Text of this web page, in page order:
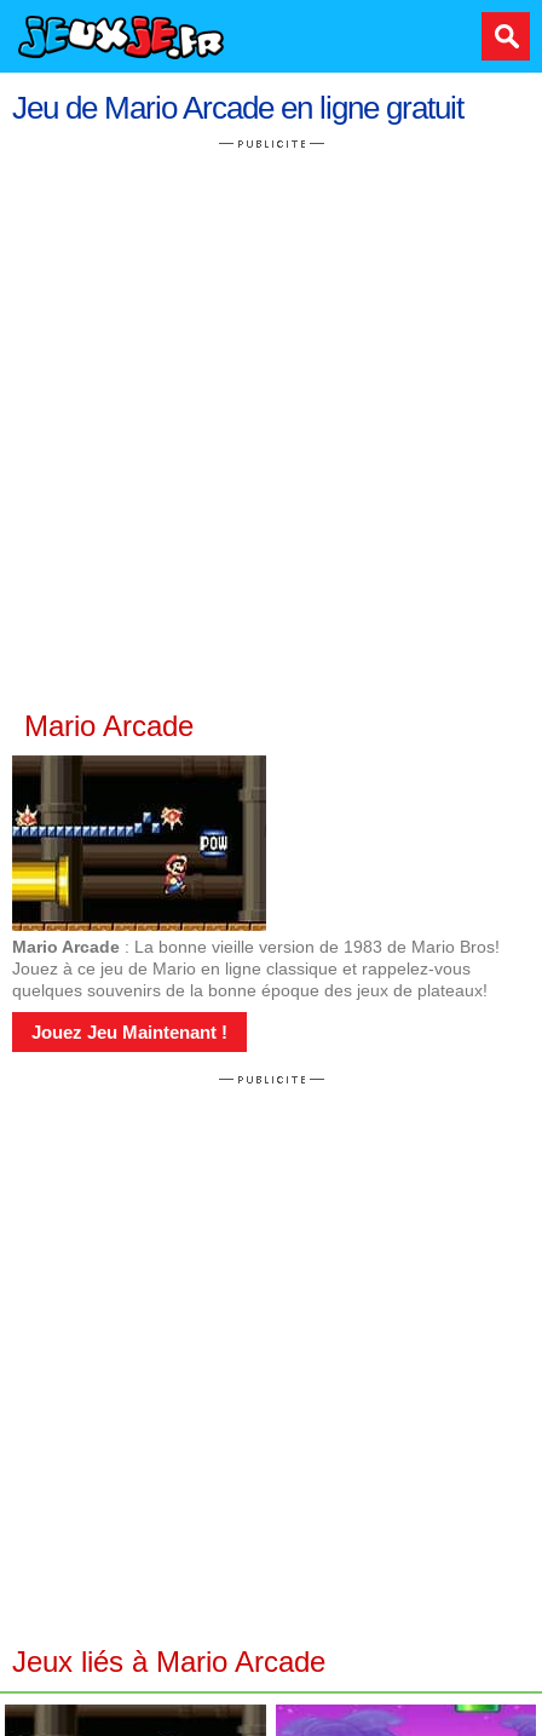
Jeu de Mario Arcade en ligne gratuit
Mario Arcade
Mario Arcade : La bonne vieille version de 1983 de Mario Bros!
Jouez à ce jeu de Mario en ligne classique et rappelez-vous
quelques souvenirs de la bonne époque des jeux de plateaux!
Jouez Jeu Maintenant !
Jeux liés à Mario Arcade